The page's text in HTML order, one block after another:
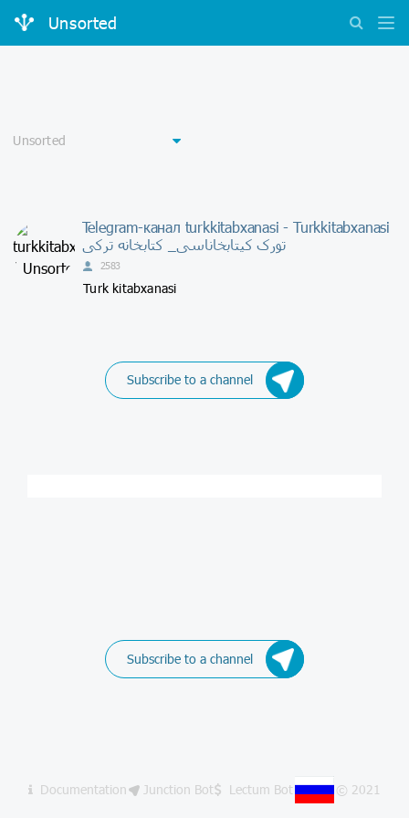
Unsorted
Telegram-канал turkkitabxanasi - Turkkitabxanasi
تورک کیتابخاناسی_ کتابخانه ترکی
2583
Turk kitabxanasi
Subscribe to a channel
Subscribe to a channel
Documentation Junction Bot Lectum Bot © 2021